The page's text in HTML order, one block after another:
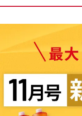
UVケア
プロダクトラインから
VC100ライン
エンリッチメディカリフ